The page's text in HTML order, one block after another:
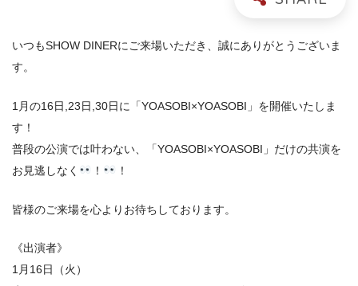
いつもSHOW DINERにご来場いただき、誠にありがとうございま
す。
1月の16日,23日,30日に「YOASOBI×YOASOBI」を開催いたしま
す！
普段の公演では叶わない、「YOASOBI×YOASOBI」だけの共演を
お見逃しなく
！ ！
皆様のご来場を心よりお待ちしております。
《出演者》
1月16日（火）